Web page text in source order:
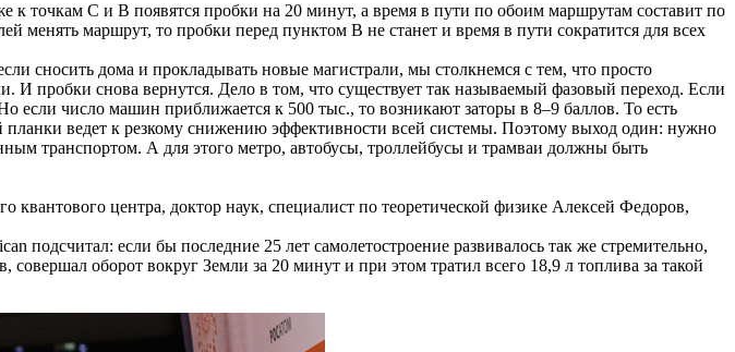
точкам С и В появятся пробки на 20 минут, а время в пути по обоим маршрутам составит по
менять маршрут, то пробки перед пунктом В не станет и время в пути сократится для всех
сносить дома и прокладывать новые магистрали, мы столкнемся с тем, что просто
И пробки снова вернутся. Дело в том, что существует так называемый фазовый переход. Если
число машин приближается к 500 тыс., то возникают заторы в 8–9 баллов. То есть
ведет к резкому снижению эффективности всей системы. Поэтому выход один: нужно
транспортом. А для этого метро, автобусы, троллейбусы и трамваи должны быть
центра, доктор наук, специалист по теоретической физике Алексей Федоров,
если бы последние 25 лет самолетостроение развивалось так же стремительно,
оборот вокруг Земли за 20 минут и при этом тратил всего 18,9 л топлива за такой